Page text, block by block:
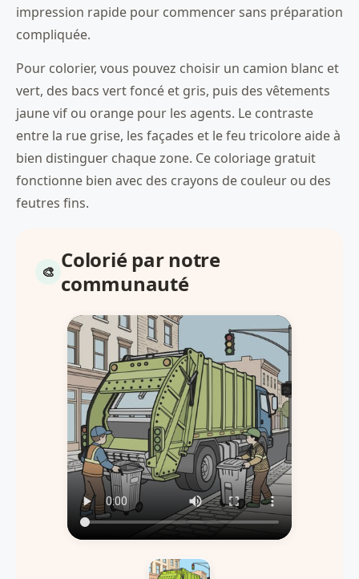
impression rapide pour commencer sans préparation
compliquée.
Pour colorier, vous pouvez choisir un camion blanc et
vert, des bacs vert foncé et gris, puis des vêtements
jaune vif ou orange pour les agents. Le contraste
entre la rue grise, les façades et le feu tricolore aide à
bien distinguer chaque zone. Ce coloriage gratuit
fonctionne bien avec des crayons de couleur ou des
feutres fins.
Colorié par notre
communauté